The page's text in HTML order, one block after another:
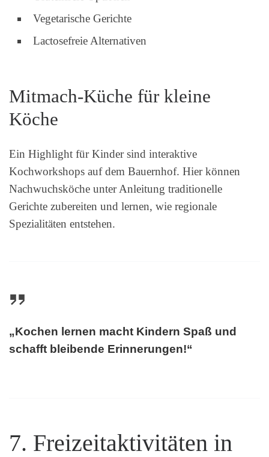
Vegetarische Gerichte
Lactosefreie Alternativen
Mitmach-Küche für kleine
Köche
Ein Highlight für Kinder sind interaktive
Kochworkshops auf dem Bauernhof. Hier können
Nachwuchsköche unter Anleitung traditionelle
Gerichte zubereiten und lernen, wie regionale
Spezialitäten entstehen.
„Kochen lernen macht Kindern Spaß und
schafft bleibende Erinnerungen!“
7. Freizeitaktivitäten in